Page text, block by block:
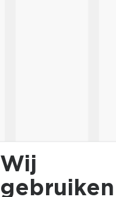
Wij
gebruiken